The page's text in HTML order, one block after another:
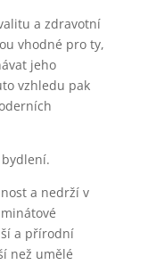
a zdravotní
vhodné pro ty,
jeho
vzhledu pak
a nedrží v
a přírodní
než umělé